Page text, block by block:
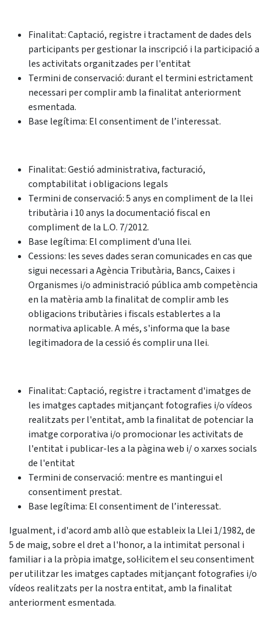
Finalitat: Captació, registre i tractament de dades dels
participants per gestionar la inscripció i la participació a
les activitats organitzades per l'entitat
Termini de conservació: durant el termini estrictament
necessari per complir amb la finalitat anteriorment
esmentada.
Base legítima: El consentiment de l’interessat.
Finalitat: Gestió administrativa, facturació,
comptabilitat i obligacions legals
Termini de conservació: 5 anys en compliment de la llei
tributària i 10 anys la documentació fiscal en
compliment de la L.O. 7/2012.
Base legítima: El compliment d'una llei.
Cessions: les seves dades seran comunicades en cas que
sigui necessari a Agència Tributària, Bancs, Caixes i
Organismes i/o administració pública amb competència
en la matèria amb la finalitat de complir amb les
obligacions tributàries i fiscals establertes a la
normativa aplicable. A més, s'informa que la base
legitimadora de la cessió és complir una llei.
Finalitat: Captació, registre i tractament d'imatges de
les imatges captades mitjançant fotografies i/o vídeos
realitzats per l'entitat, amb la finalitat de potenciar la
imatge corporativa i/o promocionar les activitats de
l'entitat i publicar-les a la pàgina web i/ o xarxes socials
de l'entitat
Termini de conservació: mentre es mantingui el
consentiment prestat.
Base legítima: El consentiment de l’interessat.
Igualment, i d'acord amb allò que estableix la Llei 1/1982, de
5 de maig, sobre el dret a l'honor, a la intimitat personal i
familiar i a la pròpia imatge, sol·licitem el seu consentiment
per utilitzar les imatges captades mitjançant fotografies i/o
vídeos realitzats per la nostra entitat, amb la finalitat
anteriorment esmentada.